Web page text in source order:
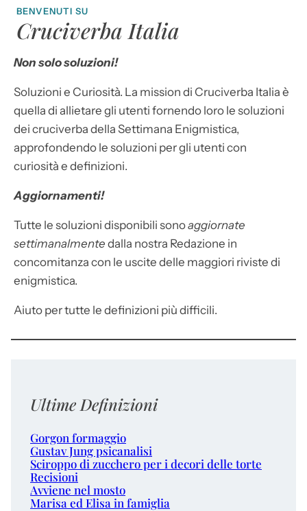
BENVENUTI SU
Cruciverba Italia
Non solo soluzioni!
Soluzioni e Curiosità. La mission di Cruciverba Italia è
quella di allietare gli utenti fornendo loro le soluzioni
dei cruciverba della Settimana Enigmistica,
approfondendo le soluzioni per gli utenti con
curiosità e definizioni.
Aggiornamenti!
Tutte le soluzioni disponibili sonoaggiornate
settimanalmente dalla nostra Redazione in
concomitanza con le uscite delle maggiori riviste di
enigmistica.
Aiuto per tutte le definizioni più difficili.
Ultime Definizioni
Gorgon formaggio
Gustav Jung psicanalisi
Sciroppo di zucchero per i decori delle torte
Recisioni
Avviene nel mosto
Marisa ed Elisa in famiglia